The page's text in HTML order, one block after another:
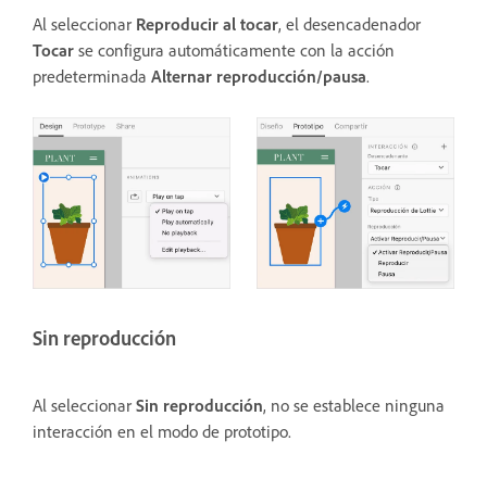
Al seleccionar Reproducir al tocar, el desencadenador
Tocar se configura automáticamente con la acción
predeterminada Alternar reproducción/pausa.
Sin reproducción
Al seleccionar Sin reproducción, no se establece ninguna
interacción en el modo de prototipo.